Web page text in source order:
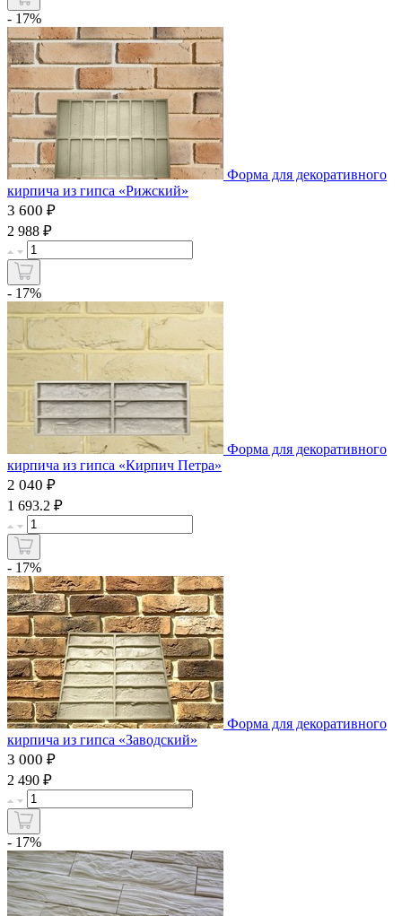
- 17%
Форма для декоративного
кирпича из гипса «Рижский»
3 600 ₽
2 988 ₽
- 17%
Форма для декоративного
кирпича из гипса «Кирпич Петра»
2 040 ₽
1 693.2 ₽
- 17%
Форма для декоративного
кирпича из гипса «Заводский»
3 000 ₽
2 490 ₽
- 17%